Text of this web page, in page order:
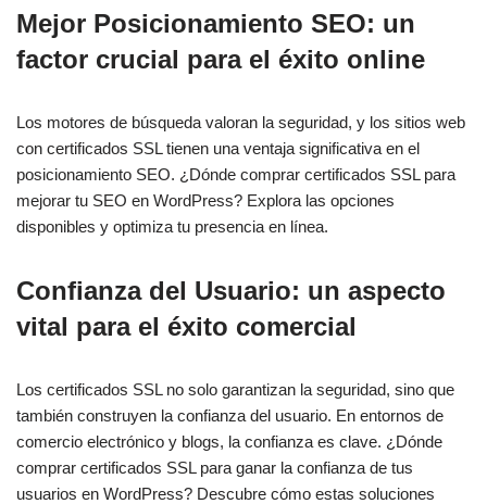
Mejor Posicionamiento SEO: un
factor crucial para el éxito online
Los motores de búsqueda valoran la seguridad, y los sitios web
con certificados SSL tienen una ventaja significativa en el
posicionamiento SEO. ¿Dónde comprar certificados SSL para
mejorar tu SEO en WordPress? Explora las opciones
disponibles y optimiza tu presencia en línea.
Confianza del Usuario: un aspecto
vital para el éxito comercial
Los certificados SSL no solo garantizan la seguridad, sino que
también construyen la confianza del usuario. En entornos de
comercio electrónico y blogs, la confianza es clave. ¿Dónde
comprar certificados SSL para ganar la confianza de tus
usuarios en WordPress? Descubre cómo estas soluciones